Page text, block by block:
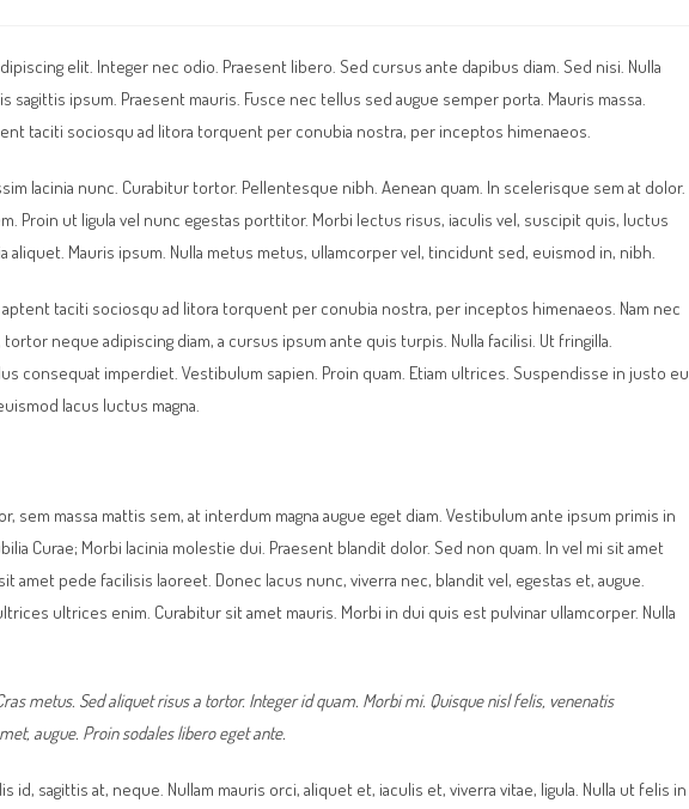
elit. Integer nec odio. Praesent libero. Sed cursus ante dapibus diam. Sed nisi. Nulla
ipsum. Praesent mauris. Fusce nec tellus sed augue semper porta. Mauris massa.
taciti sociosqu ad litora torquent per conubia nostra, per inceptos himenaeos.
lacinia nunc. Curabitur tortor. Pellentesque nibh. Aenean quam. In scelerisque sem at dolor.
Proin ut ligula vel nunc egestas porttitor. Morbi lectus risus, iaculis vel, suscipit quis, luctus
aliquet. Mauris ipsum. Nulla metus metus, ullamcorper vel, tincidunt sed, euismod in, nibh.
taciti sociosqu ad litora torquent per conubia nostra, per inceptos himenaeos. Nam nec
neque adipiscing diam, a cursus ipsum ante quis turpis. Nulla facilisi. Ut fringilla.
consequat imperdiet. Vestibulum sapien. Proin quam. Etiam ultrices. Suspendisse in justo eu
lacus luctus magna.
sem massa mattis sem, at interdum magna augue eget diam. Vestibulum ante ipsum primis in
Curae; Morbi lacinia molestie dui. Praesent blandit dolor. Sed non quam. In vel mi sit amet
amet pede facilisis laoreet. Donec lacus nunc, viverra nec, blandit vel, egestas et, augue.
ultrices enim. Curabitur sit amet mauris. Morbi in dui quis est pulvinar ullamcorper. Nulla
metus. Sed aliquet risus a tortor. Integer id quam. Morbi mi. Quisque nisl felis, venenatis
augue. Proin sodales libero eget ante.
sagittis at, neque. Nullam mauris orci, aliquet et, iaculis et, viverra vitae, ligula. Nulla ut felis in